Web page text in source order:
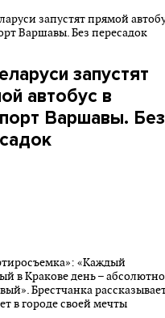
запустят
автобус в
Варшавы. Без